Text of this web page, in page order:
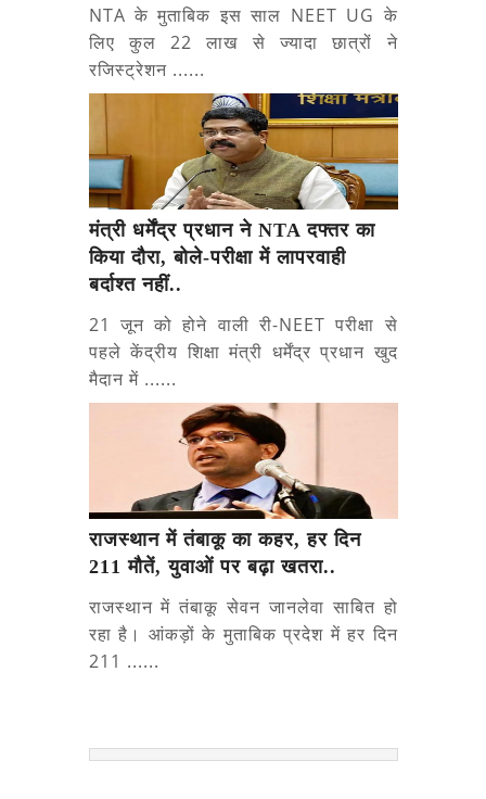
NTA के मुताबिक इस साल NEET UG के
लिए कुल 22 लाख से ज्यादा छात्रों ने
रजिस्ट्रेशन ......
मंत्री धर्मेंद्र प्रधान ने NTA दफ्तर का
किया दौरा, बोले-परीक्षा में लापरवाही
बर्दाश्त नहीं..
21 जून को होने वाली री-NEET परीक्षा से
पहले केंद्रीय शिक्षा मंत्री धर्मेंद्र प्रधान खुद
मैदान में ......
राजस्थान में तंबाकू का कहर, हर दिन
211 मौतें, युवाओं पर बढ़ा खतरा..
राजस्थान में तंबाकू सेवन जानलेवा साबित हो
रहा है। आंकड़ों के मुताबिक प्रदेश में हर दिन
211 ......